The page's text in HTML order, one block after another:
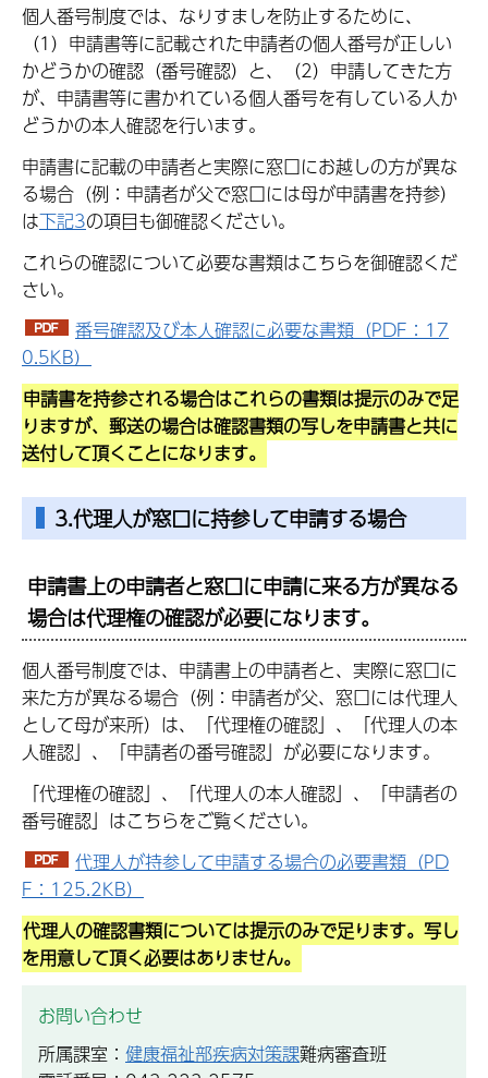
個人番号制度では、なりすましを防止するために、
（1）申請書等に記載された申請者の個人番号が正しい
かどうかの確認（番号確認）と、（2）申請してきた方
が、申請書等に書かれている個人番号を有している人か
どうかの本人確認を行います。
申請書に記載の申請者と実際に窓口にお越しの方が異な
る場合（例：申請者が父で窓口には母が申請書を持参）
は下記3の項目も御確認ください。
これらの確認について必要な書類はこちらを御確認くだ
さい。
番号確認及び本人確認に必要な書類（PDF：17
0.5KB）
申請書を持参される場合はこれらの書類は提示のみで足
りますが、郵送の場合は確認書類の写しを申請書と共に
送付して頂くことになります。
3.代理人が窓口に持参して申請する場合
申請書上の申請者と窓口に申請に来る方が異なる
場合は代理権の確認が必要になります。
個人番号制度では、申請書上の申請者と、実際に窓口に
来た方が異なる場合（例：申請者が父、窓口には代理人
として母が来所）は、「代理権の確認」、「代理人の本
人確認」、「申請者の番号確認」が必要になります。
「代理権の確認」、「代理人の本人確認」、「申請者の
番号確認」はこちらをご覧ください。
代理人が持参して申請する場合の必要書類（PD
F：125.2KB）
代理人の確認書類については提示のみで足ります。写し
を用意して頂く必要はありません。
お問い合わせ
所属課室： 健康福祉部疾病対策課難病審査班